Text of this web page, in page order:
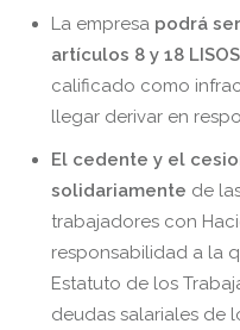
La empresa podrá
artículos 8 y 18 LISOS
calificado como
llegar derivar en
El cedente y el
solidariamente de
trabajadores con
responsabilidad a la
Estatuto de los
deudas salariales de